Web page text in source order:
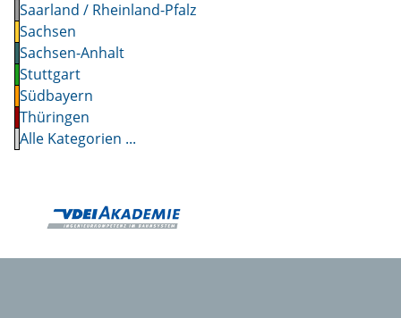
Saarland / Rheinland-Pfalz
Sachsen
Sachsen-Anhalt
Stuttgart
Südbayern
Thüringen
Alle Kategorien ...